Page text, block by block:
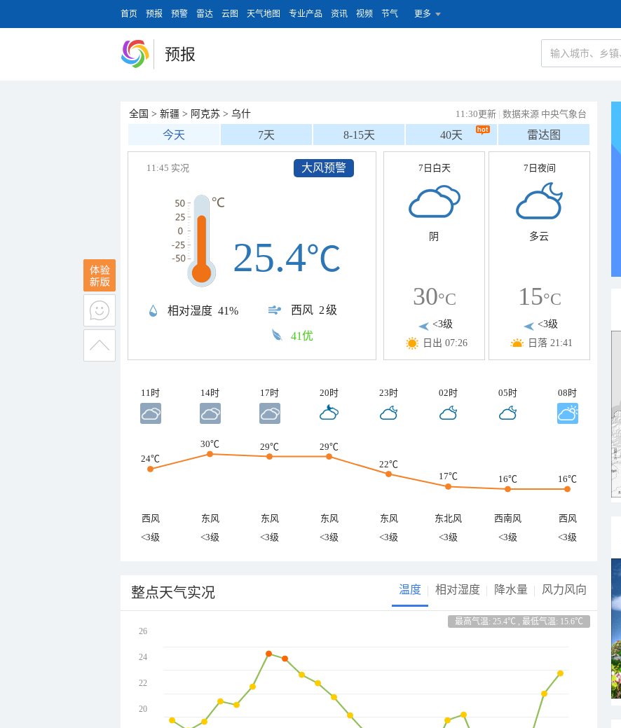
首页 预报 预警 雷达 云图 天气地图 专业产品 资讯 视频 节气 更多
预报
全国 > 新疆 > 阿克苏 > 乌什 11:30更新 | 数据来源 中央气象台
今天 7天 8-15天 40天 雷达图
大风预警
11:45 实况
相对湿度 41% 西风 2级
25.4℃
41优
7日白天
阴
30°C
<3级
日出 07:26
7日夜间
多云
15°C
<3级
日落 21:41
11时 14时 17时 20时 23时 02时 05时 08时
24℃
30℃ 29℃
29℃
22℃
17℃
16℃ 16℃
西风 东风 东风 东风 东风 东北风 西南风
西风
<3级
<3级 <3级 <3级 <3级 <3级 <3级 <3级
整点天气实况 温度 相对湿度 降水量 风力风向
最高气温: 25.4℃ , 最低气温: 15.6℃
26
24
22
20